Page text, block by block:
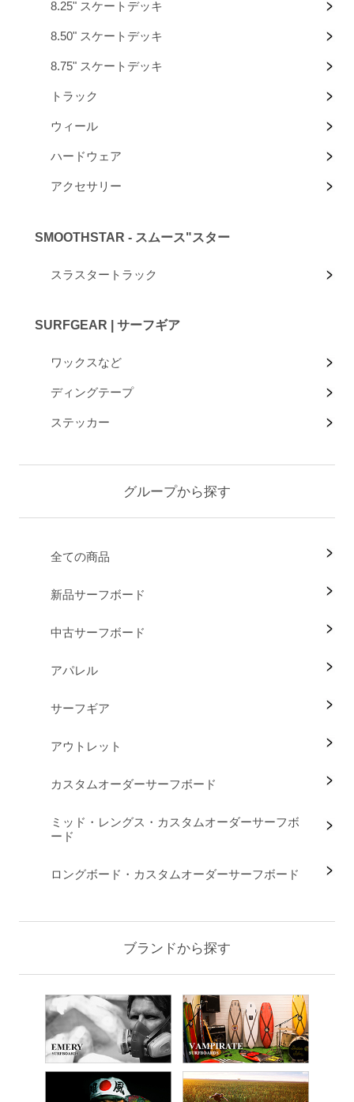
8.25" スケートデッキ
8.50" スケートデッキ
8.75" スケートデッキ
トラック
ウィール
ハードウェア
アクセサリー
SMOOTHSTAR - スムース"スター
スラスタートラック
SURFGEAR | サーフギア
ワックスなど
ディングテープ
ステッカー
グループから探す
全ての商品
新品サーフボード
中古サーフボード
アパレル
サーフギア
アウトレット
カスタムオーダーサーフボード
ミッド・レングス・カスタムオーダーサーフボ
ード
ロングボード・カスタムオーダーサーフボード
ブランドから探す